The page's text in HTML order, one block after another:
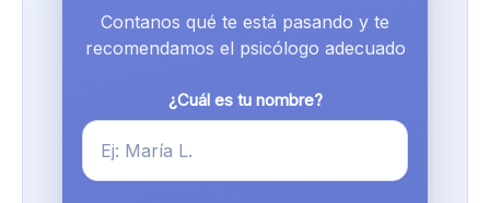
Contanos qué te está pasando y te
recomendamos el psicólogo adecuado
¿Cuál es tu nombre?